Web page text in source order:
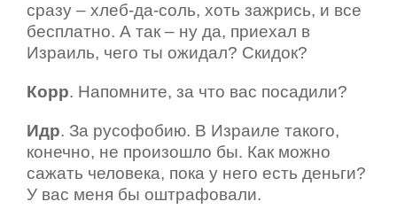
сразу – хлеб-да-соль, хоть зажрись, и все
бесплатно. А так – ну да, приехал в
Израиль, чего ты ожидал? Скидок?
Корр. Напомните, за что вас посадили?
Идр. За русофобию. В Израиле такого,
конечно, не произошло бы. Как можно
сажать человека, пока у него есть деньги?
У вас меня бы оштрафовали.